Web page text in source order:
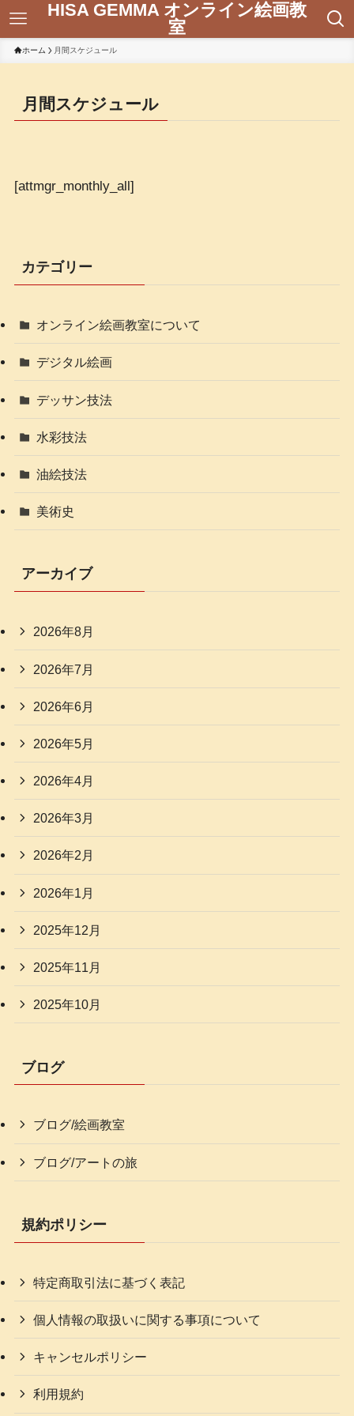
HISA GEMMA オンライン絵画教
室
ホーム 月間スケジュール
月間スケジュール
[attmgr_monthly_all]
カテゴリー
オンライン絵画教室について
デジタル絵画
デッサン技法
水彩技法
油絵技法
美術史
アーカイブ
2026年8月
2026年7月
2026年6月
2026年5月
2026年4月
2026年3月
2026年2月
2026年1月
2025年12月
2025年11月
2025年10月
ブログ
ブログ/絵画教室
ブログ/アートの旅
規約ポリシー
特定商取引法に基づく表記
個人情報の取扱いに関する事項について
キャンセルポリシー
利用規約